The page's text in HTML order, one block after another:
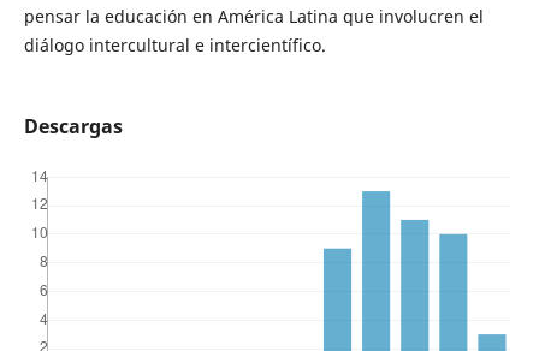
pensar la educación en América Latina que involucren el
diálogo intercultural e intercientífico.
Descargas